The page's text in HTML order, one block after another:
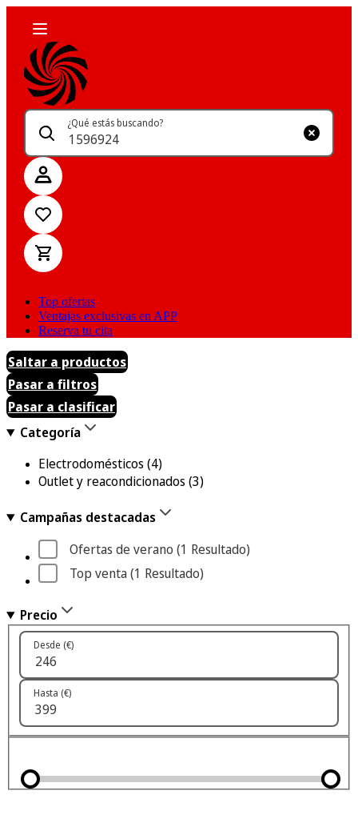
¿Qué estás buscando?
Top ofertas
Ventajas exclusivas en APP
Reserva tu cita
Saltar a productos
Pasar a filtros
Pasar a clasificar
Categoría
Electrodomésticos (4)
Outlet y reacondicionados (3)
Campañas destacadas
Ofertas de verano (1 Resultado)
Top venta (1 Resultado)
Precio
Desde (€)
Hasta (€)